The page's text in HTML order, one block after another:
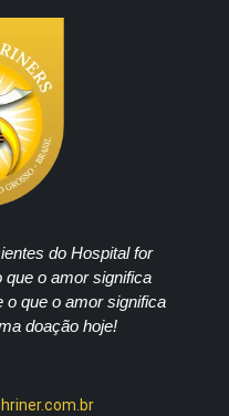
do Hospital for
o amor significa
o que o amor significa
doação hoje!